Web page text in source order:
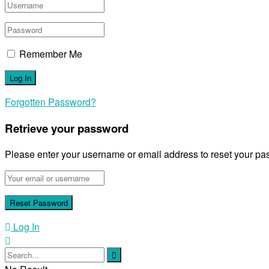
Remember Me
Forgotten Password?
Retrieve your password
Please enter your username or email address to reset your
Log In